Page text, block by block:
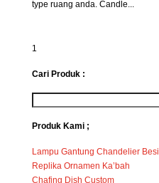
type ruang anda. Candle...
1
Cari Produk :
Produk Kami ;
Lampu Gantung Chandelier Besi
Replika Ornamen Ka’bah
Chafing Dish Custom